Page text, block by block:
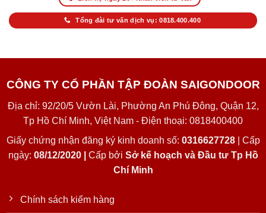
Tổng đài tư vấn dịch vụ: 0818.400.400
CÔNG TY CỔ PHẦN TẬP ĐOÀN SAIGONDOOR
Địa chỉ: 92/20/5 Vườn Lài, Phường An Phú Đông, Quận 12,
Tp Hồ Chí Minh, Việt Nam - Điện thoại: 0818400400
Giấy chứng nhận đăng ký kinh doanh số: 0316627728| Cấp
ngày: 08/12/2020 | Cấp bởi Sở kế hoạch và Đầu tư Tp Hồ
Chí Minh
Chính sách kiểm hàng